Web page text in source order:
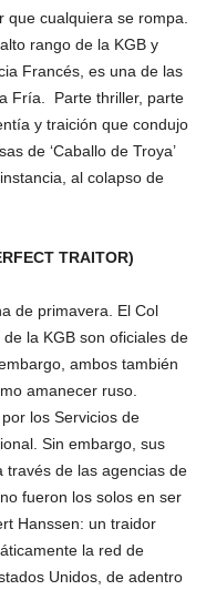
cualquiera se rompa.
rango de la KGB y
Francés, es una de las
Fría. Parte thriller, parte
y traición que condujo
de ‘Caballo de Troya’
al colapso de
TRAITOR)
de primavera. El Col
la KGB son oficiales de
ambos también
amanecer ruso.
los Servicios de
Sin embargo, sus
través de las agencias de
fueron los solos en ser
Hanssen: un traidor
la red de
Unidos, de adentro